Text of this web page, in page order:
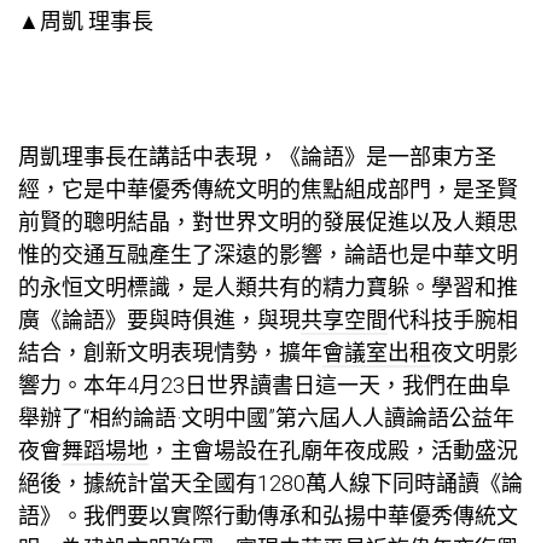
▲周凱 理事長
周凱理事長在講話中表現，《論語》是一部東方圣
經，它是中華優秀傳統文明的焦點組成部門，是圣賢
前賢的聰明結晶，對世界文明的發展促進以及人類思
惟的交通互融產生了深遠的影響，論語也是中華文明
的永恒文明標識，是人類共有的精力寶躲。學習和推
廣《論語》要與時俱進，與現共享空間代科技手腕相
結合，創新文明表現情勢，擴年會議室出租夜文明影
響力。本年4月23日世界讀書日這一天，我們在曲阜
舉辦了“相約論語·文明中國”第六屆人人讀論語公益年
夜會舞蹈場地 ，主會場設在孔廟年夜成殿，活動盛況
絕後，據統計當天全國有1280萬人線下同時誦讀《論
語》。我們要以實際行動傳承和弘揚中華優秀傳統文